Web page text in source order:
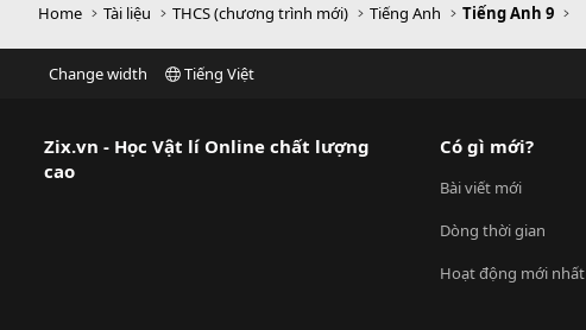
Home Tài liệu THCS (chương trình mới) Tiếng Anh Tiếng Anh 9
Change width Tiếng Việt
Zix.vn - Học Vật lí Online chất lượng
cao
Có gì mới?
Bài viết mới
Dòng thời gian
Hoạt động mới nhất